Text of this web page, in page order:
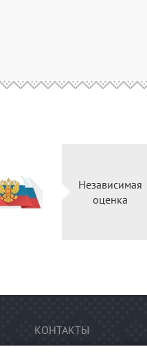
Независимая
оценка
КОНТАКТЫ